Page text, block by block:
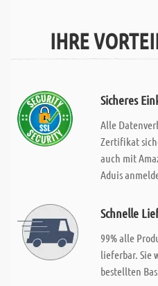
IHRE
Sicheres
Alle
Zertifikat
auch mit
Aduis
Schnelle
99% alle
lieferbar. Sie
bestellten